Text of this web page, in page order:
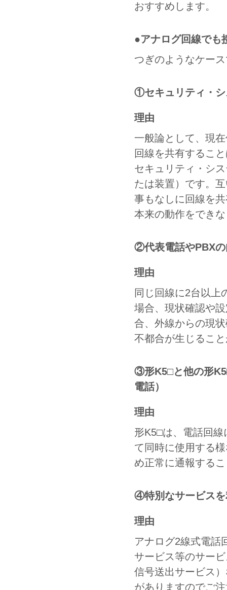
おすすめします。
●アナログ回線でも
つぎのようなケー
①セキュリティ・シ
理由
一般論として、現
回線を共有するこ
セキュリティ・シ
たは装置）です。
事もなしに回線を
本来の動作をでき
②代表電話やPBX
理由
同じ回線に2台以上
場合、現状確認や
合、外線からの現
不都合が生じるこ
③形K5□と他の形
電話）
理由
形K5□は、電話回
て同時に使用する
め正常に通報する
④特別なサービスを
理由
アナログ2線式電話
サービス等のサー
信号送出サービス
がありますのでご